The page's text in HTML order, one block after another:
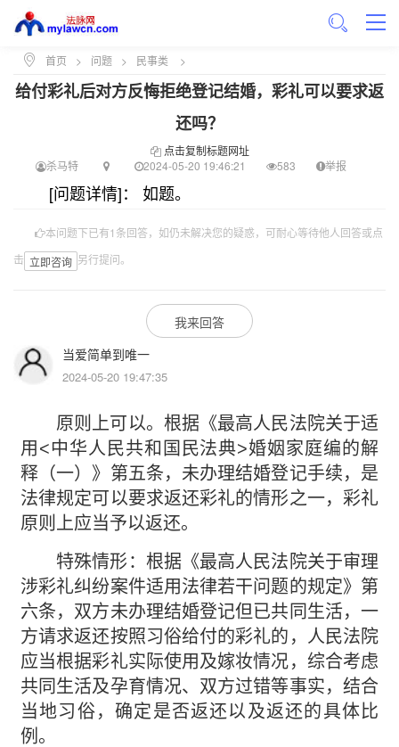
首页 > 问题 > 民事类 >
给付彩礼后对方反悔拒绝登记结婚，彩礼可以要求返
还吗？
点击复制标题网址
杀马特
2024-05-20 19:46:21 583 举报
[问题详情]： 如题。
本问题下已有1条回答，如仍未解决您的疑惑，可耐心等待他人回答或点
击 立即咨询 另行提问。
我来回答
当爱简单到唯一
2024-05-20 19:47:35
原则上可以。根据《最高人民法院关于适
用<中华人民共和国民法典>婚姻家庭编的解
释（一）》第五条，未办理结婚登记手续，是
法律规定可以要求返还彩礼的情形之一，彩礼
原则上应当予以返还。
特殊情形：根据《最高人民法院关于审理
涉彩礼纠纷案件适用法律若干问题的规定》第
六条，双方未办理结婚登记但已共同生活，一
方请求返还按照习俗给付的彩礼的，人民法院
应当根据彩礼实际使用及嫁妆情况，综合考虑
共同生活及孕育情况、双方过错等事实，结合
当地习俗，确定是否返还以及返还的具体比
例。